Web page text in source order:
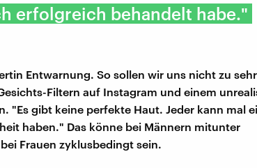
erfolgreich behandelt habe."
Entwarnung. So sollen wir uns nicht zu
Filtern auf Instagram und einem
"Es gibt keine perfekte Haut. Jeder kann mal
haben." Das könne bei Männern mitunter
Frauen zyklusbedingt sein.